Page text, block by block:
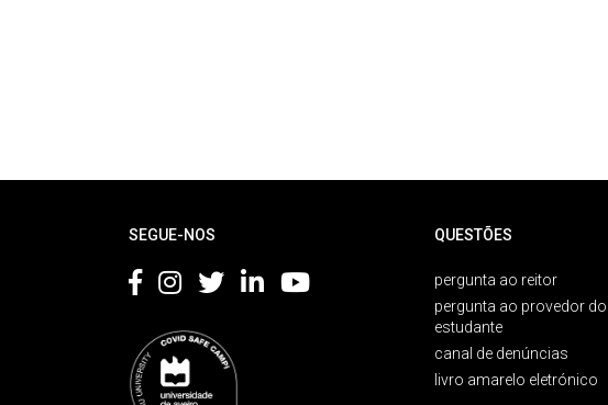
SEGUE-NOS QUESTÕES
pergunta ao reitor
pergunta ao provedor do
estudante
canal de denúncias
livro amarelo eletrónico